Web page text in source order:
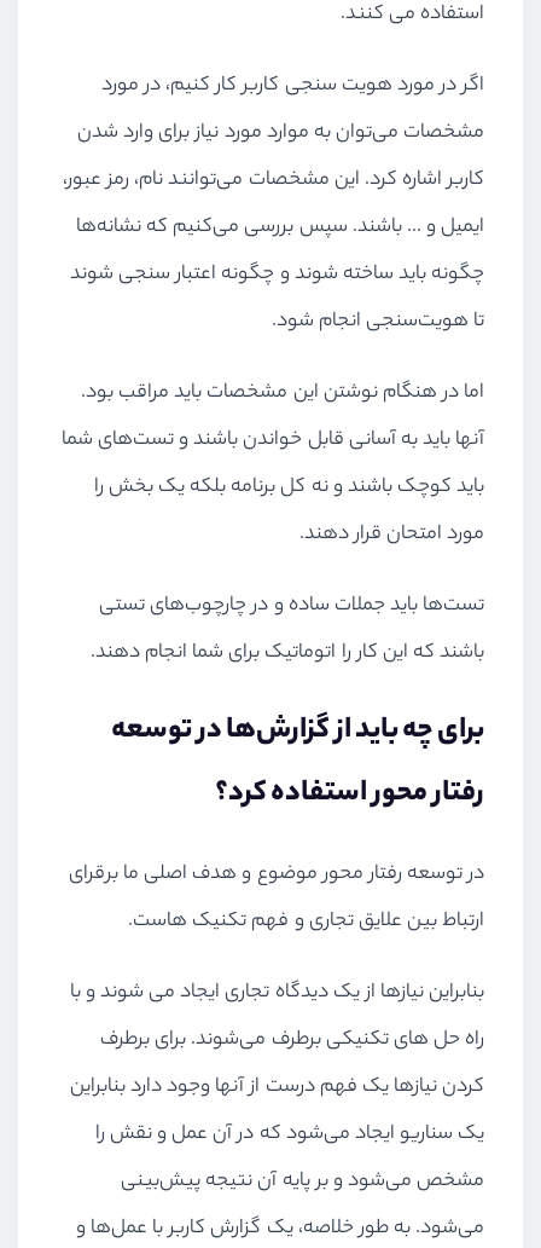
استفاده می کنند.
اگر در مورد هویت سنجی کاربر کار کنیم، در مورد
مشخصات می‌توان به موارد مورد نیاز برای وارد شدن
کاربر اشاره کرد. این مشخصات می‌توانند نام، رمز عبور،
ایمیل و ... باشند. سپس بررسی می‌کنیم که نشانه‌ها
چگونه باید ساخته شوند و چگونه اعتبار سنجی شوند
تا هویت‌سنجی انجام شود.
اما در هنگام نوشتن این مشخصات باید مراقب بود.
آنها باید به آسانی قابل خواندن باشند و تست‌های شما
باید کوچک باشند و نه کل برنامه بلکه یک بخش را
مورد امتحان قرار دهند.
تست‌ها باید جملات ساده و در چارچوب‌های تستی
باشند که این کار را اتوماتیک برای شما انجام دهند.
برای چه باید از گزارش‌ها در توسعه
رفتار محور استفاده کرد؟
در توسعه رفتار محور موضوع و هدف اصلی ما برقرای
ارتباط بین علایق تجاری و فهم تکنیک هاست.
بنابراین نیازها از یک دیدگاه تجاری ایجاد می شوند و با
راه حل های تکنیکی برطرف می‌شوند. برای برطرف
کردن نیازها یک فهم درست از آنها وجود دارد بنابراین
یک سناریو ایجاد می‌شود که در آن عمل و نقش را
مشخص می‌شود و بر پایه آن نتیجه پیش‌بینی
می‌شود. به طور خلاصه، یک گزارش کاربر با عمل‌ها و